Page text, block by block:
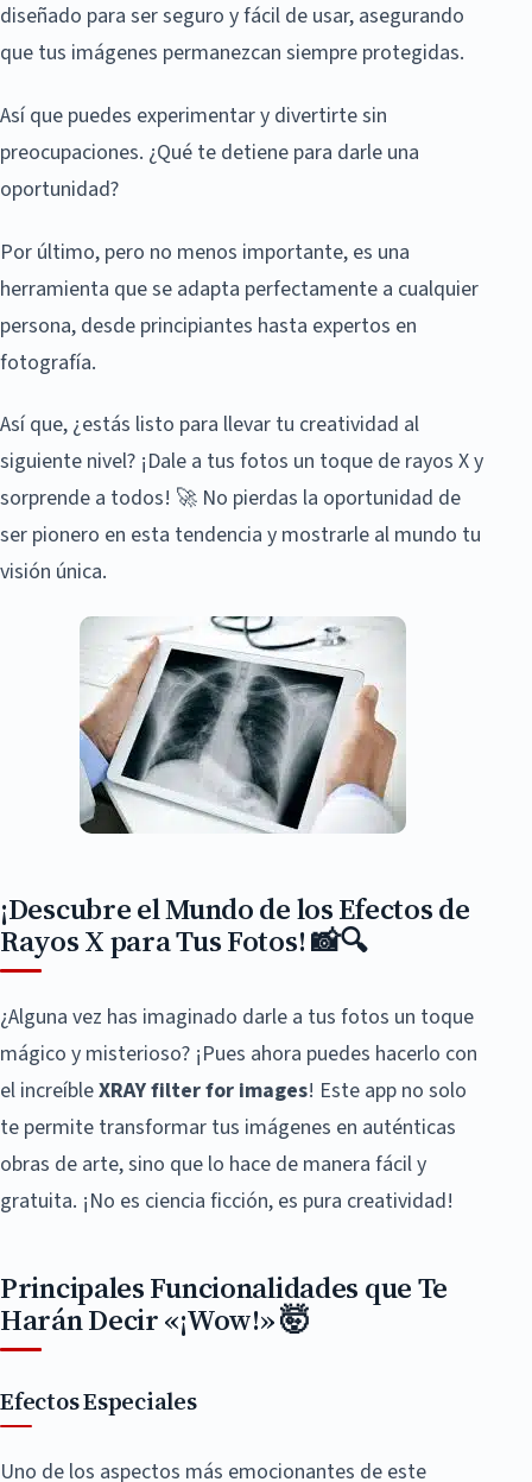
diseñado para ser seguro y fácil de usar, asegurando
que tus imágenes permanezcan siempre protegidas.
Así que puedes experimentar y divertirte sin
preocupaciones. ¿Qué te detiene para darle una
oportunidad?
Por último, pero no menos importante, es una
herramienta que se adapta perfectamente a cualquier
persona, desde principiantes hasta expertos en
fotografía.
Así que, ¿estás listo para llevar tu creatividad al
siguiente nivel? ¡Dale a tus fotos un toque de rayos X y
sorprende a todos! 🚀 No pierdas la oportunidad de
ser pionero en esta tendencia y mostrarle al mundo tu
visión única.
¡Descubre el Mundo de los Efectos de
Rayos X para Tus Fotos! 📸🔍
¿Alguna vez has imaginado darle a tus fotos un toque
mágico y misterioso? ¡Pues ahora puedes hacerlo con
el increíbleXRAY filter for images! Este app no solo
te permite transformar tus imágenes en auténticas
obras de arte, sino que lo hace de manera fácil y
gratuita. ¡No es ciencia ficción, es pura creatividad!
Principales Funcionalidades que Te
Harán Decir «¡Wow!» 🤯
Efectos Especiales
Uno de los aspectos más emocionantes de este